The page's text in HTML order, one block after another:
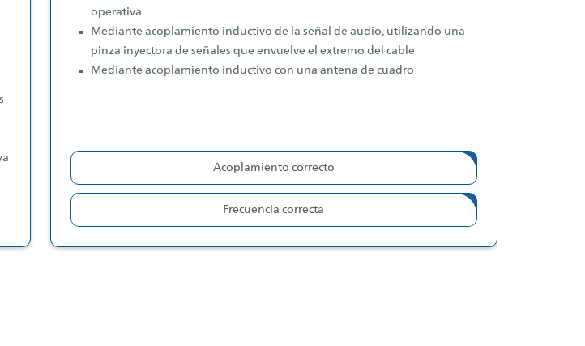
operativa
Mediante acoplamiento inductivo de la señal de audio, utilizando una
pinza inyectora de señales que envuelve el extremo del cable
Mediante acoplamiento inductivo con una antena de cuadro
Acoplamiento correcto
Frecuencia correcta